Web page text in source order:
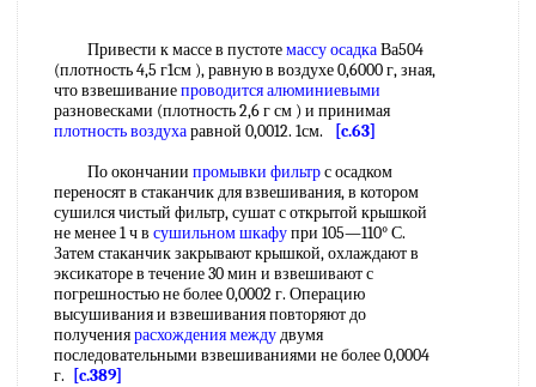
Привести к массе в пустотемассу осадкаВа504
(плотность 4,5 г1см ), равную в воздухе 0,6000 г, зная,
что взвешиваниепроводится алюминиевыми
разновесками (плотность 2,6 г см ) и принимая
плотность воздухаравной 0,0012. 1см.
[c.63]
По окончании промывки фильтрс осадком
переносят в стаканчик для взвешивания, в котором
сушился чистый фильтр, сушат с открытой крышкой
не менее 1 ч в сушильном шкафупри 105—110° С.
Затем стаканчик закрывают крышкой, охлаждают в
эксикаторе в течение 30 мин и взвешивают с
погрешностью не более 0,0002 г. Операцию
высушивания и взвешивания повторяют до
получениярасхождения междудвумя
последовательными взвешиваниями не более 0,0004
г.
[c.389]